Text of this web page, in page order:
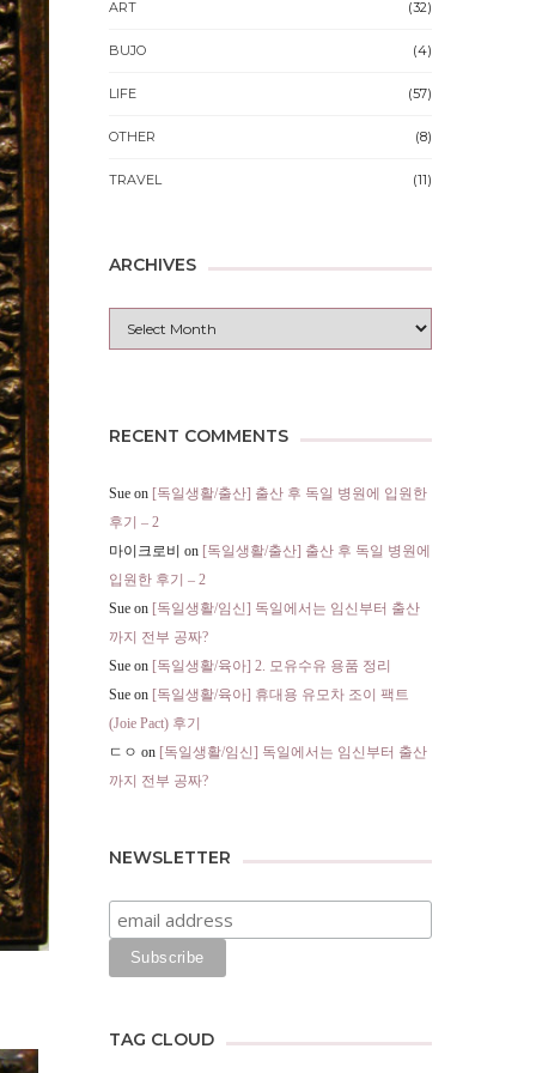
ART (32)
BUJO (4)
LIFE (57)
OTHER (8)
TRAVEL (11)
ARCHIVES
RECENT COMMENTS
Sue on [독일생활/출산] 출산 후 독일 병원에 입원한
후기 – 2
마이크로비 on [독일생활/출산] 출산 후 독일 병원에
입원한 후기 – 2
Sue on [독일생활/임신] 독일에서는 임신부터 출산
까지 전부 공짜?
Sue on [독일생활/육아] 2. 모유수유 용품 정리
Sue on [독일생활/육아] 휴대용 유모차 조이 팩트
(Joie Pact) 후기
ㄷㅇ on [독일생활/임신] 독일에서는 임신부터 출산
까지 전부 공짜?
NEWSLETTER
TAG CLOUD